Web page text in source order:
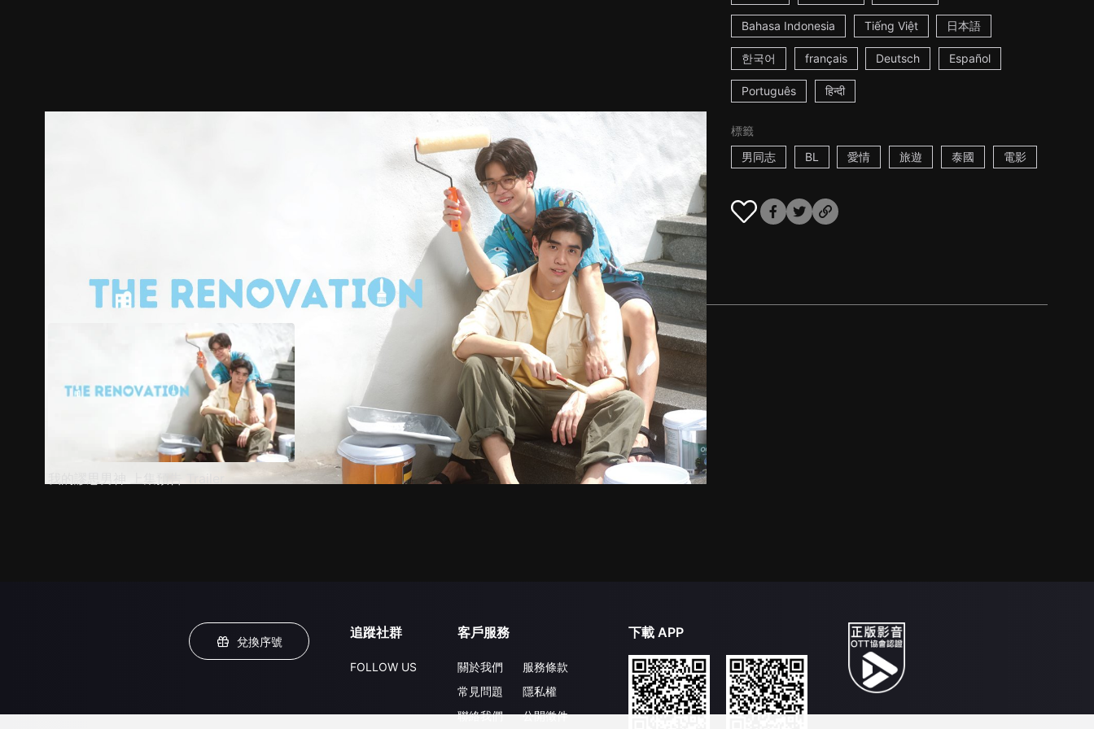
Bahasa Indonesia Tiếng Việt 日本語
한국어 français Deutsch Español
Português हिन्दी
標籤
男同志
BL 愛情 旅遊 泰國 電影
劇照 推薦影片 劇情介紹
兌換序號
追蹤社群
FOLLOW US
客戶服務
關於我們
常見問題
聯絡我們
服務條款
隱私權
公開徵件
下載 APP